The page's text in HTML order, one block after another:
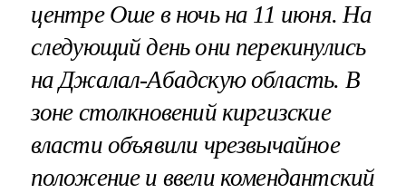
центре Оше в ночь на 11 июня. На
следующий день они перекинулись
на Джалал-Абадскую область. В
зоне столкновений киргизские
власти объявили чрезвычайное
положение и ввели комендантский